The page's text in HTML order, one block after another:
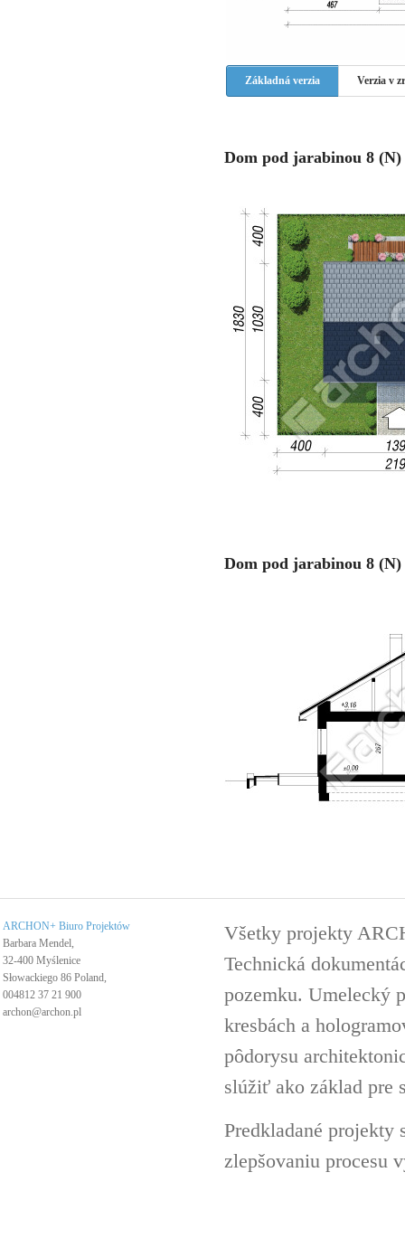
Základná verzia Verzia v
Dom pod jarabinou 8 (N)
Dom pod jarabinou 8 (N)
ARCHON+ Biuro Projektów
Barbara Mendel,
32-400 Myślenice
Słowackiego 86 Poland,
004812 37 21 900
archon@archon.pl
Všetky projekty
Technická
pozemku. Umelecký
kresbách a
pôdorysu
slúžiť ako základ pre
Predkladané
zlepšovaniu procesu